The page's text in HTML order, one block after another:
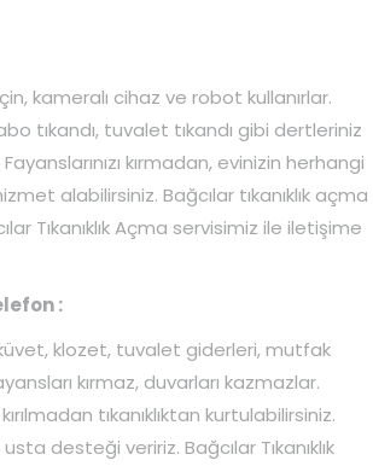
kameralı cihaz ve robot kullanırlar.
tıkandı, tuvalet tıkandı gibi dertleriniz
Fayanslarınızı kırmadan, evinizin herhangi
alabilirsiniz. Bağcılar tıkanıklık açma
Tıkanıklık Açma servisimiz ile iletişime
:
küvet, klozet, tuvalet giderleri, mutfak
kırmaz, duvarları kazmazlar.
tıkanıklıktan kurtulabilirsiniz.
desteği veririz. Bağcılar Tıkanıklık